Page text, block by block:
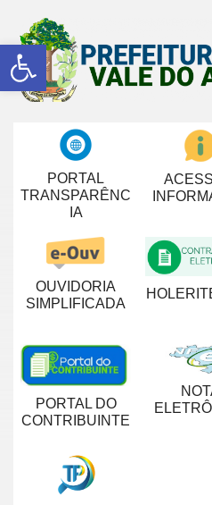
Abrir a barra de ferramentas
PORTAL
TRANSPARÊNC
IA
OUVIDORIA
SIMPLIFICADA
PORTAL DO
CONTRIBUINTE